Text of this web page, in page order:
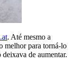
. Até mesmo a
melhor para torná-lo
de aumentar.